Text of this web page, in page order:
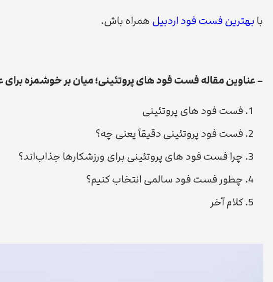
با بهترین فست فود اردبیل همراه باش.
– عناوین مقاله فست فود های پروتئینی؛ میان بر خوشمزه
فست فود های پروتئینی
فست فود پروتئینی دقیقاً یعنی چه؟
چرا فست فود های پروتئینی برای ورزشکارها جذاب‌اند؟
چطور فست فود سالمی انتخاب کنیم؟
کلام آخر